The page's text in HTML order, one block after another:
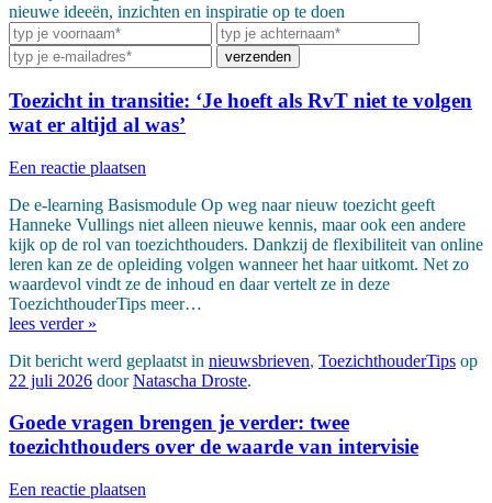
nieuwe ideeën, inzichten en inspiratie op te doen
Toezicht in transitie: ‘Je hoeft als RvT niet te volgen
wat er altijd al was’
Een reactie plaatsen
De e-learning Basismodule Op weg naar nieuw toezicht geeft
Hanneke Vullings niet alleen nieuwe kennis, maar ook een andere
kijk op de rol van toezichthouders. Dankzij de flexibiliteit van online
leren kan ze de opleiding volgen wanneer het haar uitkomt. Net zo
waardevol vindt ze de inhoud en daar vertelt ze in deze
ToezichthouderTips meer…
lees verder »
Dit bericht werd geplaatst in nieuwsbrieven, ToezichthouderTips op
22 juli 2026 doorNatascha Droste.
Goede vragen brengen je verder: twee
toezichthouders over de waarde van intervisie
Een reactie plaatsen